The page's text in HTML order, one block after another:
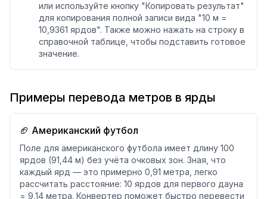
или используйте кнопку "Копировать результат"
для копирования полной записи вида "10 м =
10,9361 ярдов". Также можно нажать на строку в
справочной таблице, чтобы подставить готовое
значение.
Примеры перевода метров в ярды
🏈 Американский футбол
Поле для американского футбола имеет длину 100
ярдов (91,44 м) без учёта очковых зон. Зная, что
каждый ярд — это примерно 0,91 метра, легко
рассчитать расстояние: 10 ярдов для первого дауна
= 9,14 метра. Конвертер поможет быстро перевести